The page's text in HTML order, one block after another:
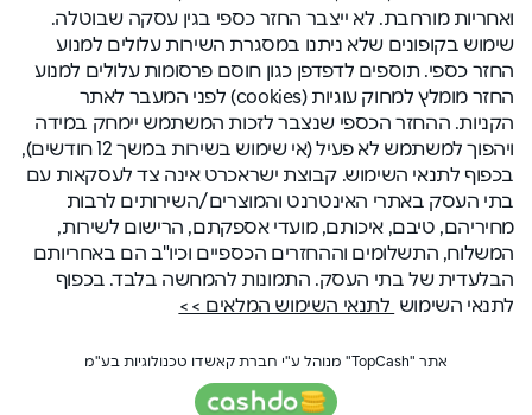
ואחריות מורחבת. לא ייצבר החזר כספי בגין עסקה שבוטלה.
שימוש בקופונים שלא ניתנו במסגרת השירות עלולים למנוע
החזר כספי. תוספים לדפדפן כגון חוסם פרסומות עלולים למנוע
החזר מומלץ למחוק עוגיות (cookies) לפני המעבר לאתר
הקניות. ההחזר הכספי שנצבר לזכות המשתמש יימחק במידה
ויהפוך למשתמש לא פעיל (אי שימוש בשירות במשך 12 חודשים),
בכפוף לתנאי השימוש. קבוצת ישראכרט אינה צד לעסקאות עם
בתי העסק באתרי האינטרנט והמוצרים/השירותים לרבות
מחיריהם, טיבם, איכותם, מועדי אספקתם, הרישום לשירות,
המשלוח, התשלומים וההחזרים הכספיים וכיו"ב הם באחריותם
הבלעדית של בתי העסק. התמונות להמחשה בלבד. בכפוף
לתנאי השימוש לתנאי השימוש המלאים >>
אתר "TopCash" מנוהל ע"י חברת קאשדו טכנולוגיות בע"מ